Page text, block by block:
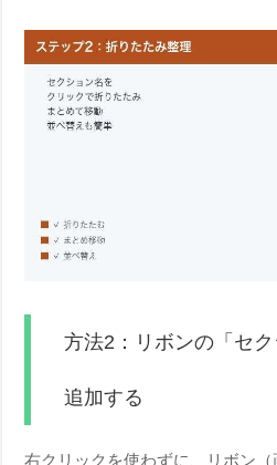
方法2：リボンの「セ
追加する
右クリックを使わずに、リボン（